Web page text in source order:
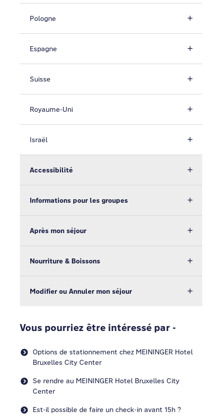
Pologne
Espagne
Suisse
Royaume-Uni
Israël
Accessibilité
Informations pour les groupes
Après mon séjour
Nourriture & Boissons
Modifier ou Annuler mon séjour
Vous pourriez être intéressé par -
Options de stationnement chez MEININGER Hotel
Bruxelles City Center
Se rendre au MEININGER Hotel Bruxelles City
Center
Est-il possible de faire un check-in avant 15h ?